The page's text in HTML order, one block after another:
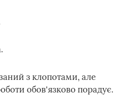
з клопотами, але
обов'язково порадує.